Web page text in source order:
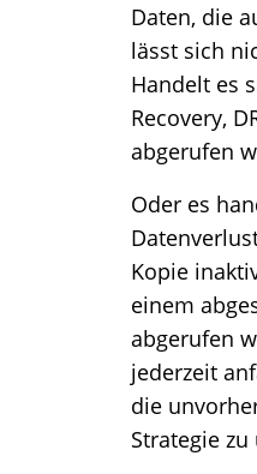
Daten, die
lässt sich
Handelt es
Recovery,
abgerufen
Oder es
Kopie
einem
abgerufen
jederzeit
die
Strategie